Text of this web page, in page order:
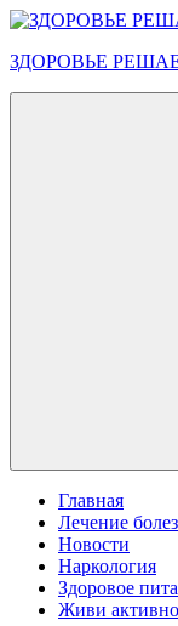
Перейти
содержимому
ЗДОРОВЬЕ
Главная
Лечение
Новости
Наркология
Здоровое
Живи активно